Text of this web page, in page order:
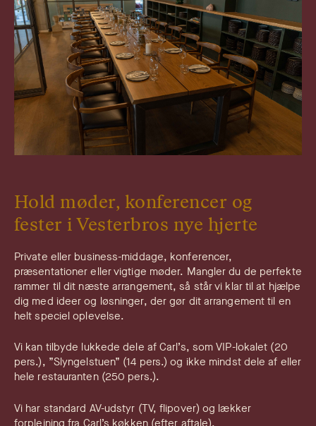
Hold møder, konferencer og
fester i Vesterbros nye hjerte
Private eller business-middage, konferencer,
præsentationer eller vigtige møder. Mangler du de perfekte
rammer til dit næste arrangement, så står vi klar til at hjælpe
dig med ideer og løsninger, der gør dit arrangement til en
helt speciel oplevelse.
Vi kan tilbyde lukkede dele af Carl’s, som VIP-lokalet (20
pers.), ”Slyngelstuen” (14 pers.) og ikke mindst dele af eller
hele restauranten (250 pers.).
Vi har standard AV-udstyr (TV, flipover) og lækker
forplejning fra Carl’s køkken (efter aftale).